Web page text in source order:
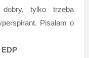
tylko trzeba
Pisałam o